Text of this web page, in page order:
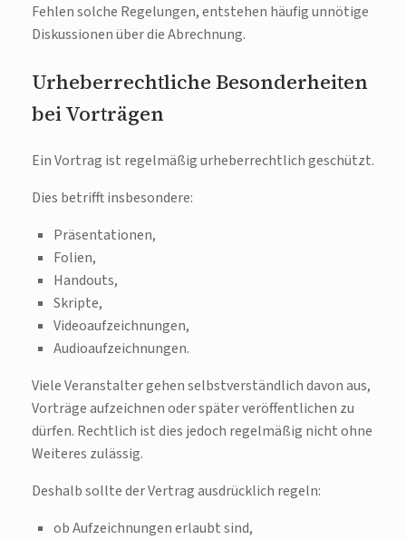
Fehlen solche Regelungen, entstehen häufig unnötige
Diskussionen über die Abrechnung.
Urheberrechtliche Besonderheiten
bei Vorträgen
Ein Vortrag ist regelmäßig urheberrechtlich geschützt.
Dies betrifft insbesondere:
Präsentationen,
Folien,
Handouts,
Skripte,
Videoaufzeichnungen,
Audioaufzeichnungen.
Viele Veranstalter gehen selbstverständlich davon aus,
Vorträge aufzeichnen oder später veröffentlichen zu
dürfen. Rechtlich ist dies jedoch regelmäßig nicht ohne
Weiteres zulässig.
Deshalb sollte der Vertrag ausdrücklich regeln:
ob Aufzeichnungen erlaubt sind,